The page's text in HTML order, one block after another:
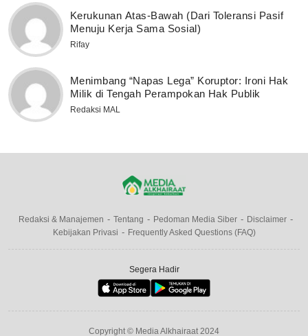
Kerukunan Atas-Bawah (Dari Toleransi Pasif
Menuju Kerja Sama Sosial)
Rifay
Menimbang “Napas Lega” Koruptor: Ironi Hak
Milik di Tengah Perampokan Hak Publik
Redaksi MAL
Redaksi & Manajemen Tentang Pedoman Media Siber
Disclaimer
Kebijakan Privasi
Frequently Asked Questions (FAQ)
Segera Hadir
Copyright © Media Alkhairaat 2024